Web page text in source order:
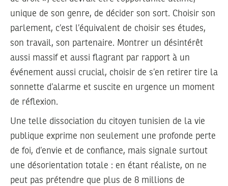
unique de son genre, de décider son sort. Choisir son
parlement, c’est l’équivalent de choisir ses études,
son travail, son partenaire. Montrer un désintérêt
aussi massif et aussi flagrant par rapport à un
événement aussi crucial, choisir de s’en retirer tire la
sonnette d’alarme et suscite en urgence un moment
de réflexion.
Une telle dissociation du citoyen tunisien de la vie
publique exprime non seulement une profonde perte
de foi, d’envie et de confiance, mais signale surtout
une désorientation totale : en étant réaliste, on ne
peut pas prétendre que plus de 8 millions de